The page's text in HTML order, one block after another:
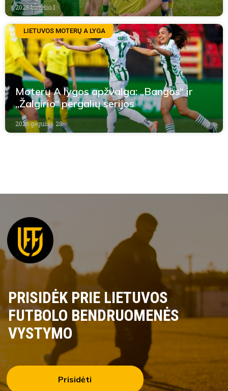
2026 birželio 1
LIETUVOS MOTERŲ A LYGA
Moterų A lygos apžvalga: „Bangos“ ir
„Žalgirio“ pergalių serijos
2026 gegužės 28
PRISIDĖK PRIE LIETUVOS
FUTBOLO BENDRUOMENĖS
VYSTYMO
Prisidėti